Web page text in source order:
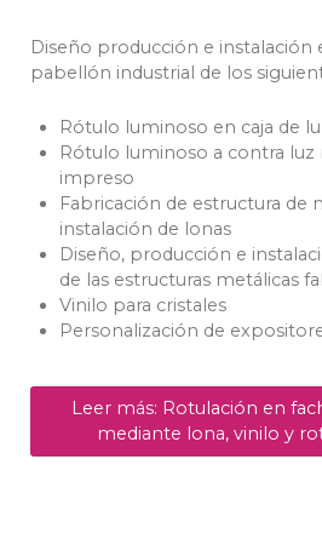
Diseño producción e instalación
pabellón industrial de los
Rótulo luminoso en caja de
Rótulo luminoso a contra
impreso
Fabricación de estructura de
instalación de lonas
Diseño, producción e
de las estructuras metálicas
Vinilo para cristales
Personalización de
Leer más: Rotulación en
mediante lona, vinilo y